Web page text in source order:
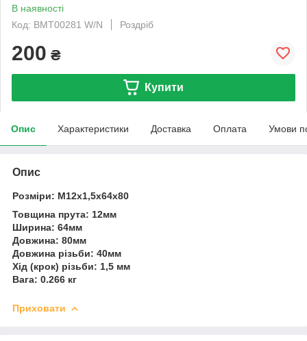
В наявності
Код: BMT00281 W/N
Роздріб
200 ₴
Купити
Опис Характеристики Доставка Оплата Умови
Опис
Розміри: M12x1,5x64x80
Товщина прута: 12мм
Ширина: 64мм
Довжина: 80мм
Довжина різьби: 40мм
Хід (крок) різьби: 1,5 мм
Вага: 0.266 кг
Приховати